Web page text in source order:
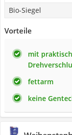
Bio-Siegel
Vorteile
mit
fettarm
keine